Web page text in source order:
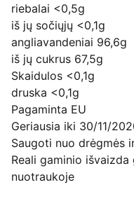
riebalai <0,5g
iš jų sočiųjų <0,1g
angliavandeniai 96,6g
iš jų cukrus 67,5g
Skaidulos <0,1g
druska <0,1g
Pagaminta EU
Geriausia iki 30/11/
Saugoti nuo drėgmės
Reali gaminio
nuotraukoje